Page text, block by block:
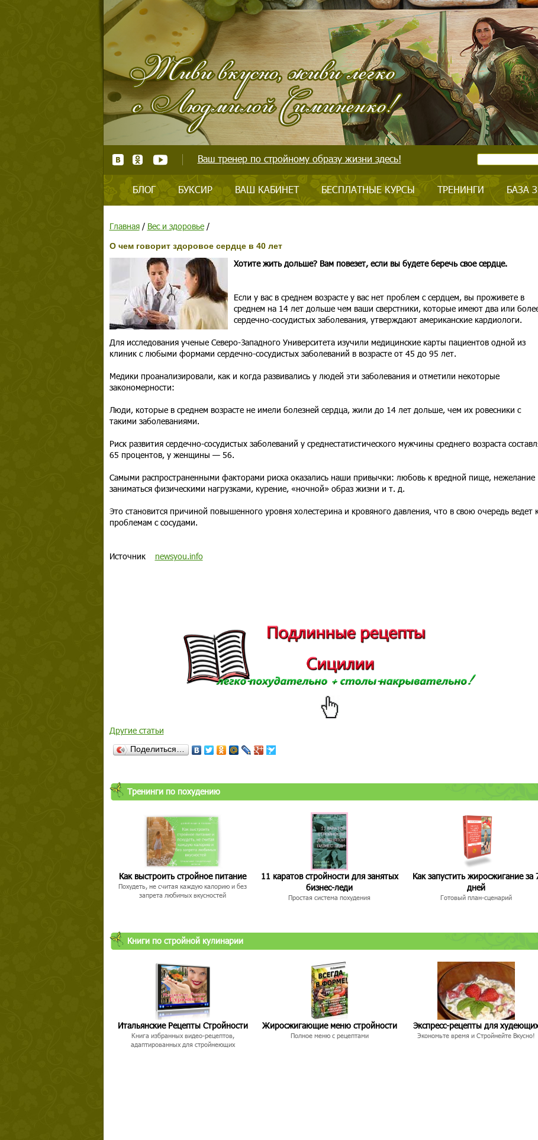
Ваш тренер по стройному образу жизни здесь!
БЛОГ БУКСИР ВАШ КАБИНЕТ БЕСПЛАТНЫЕ КУРСЫ ТРЕНИНГИ БАЗА
Главная/ Вес и здоровье/
О чем говорит здоровое сердце в 40 лет
Хотите жить дольше? Вам повезет, если вы будете беречь свое сердце.
Если у вас в среднем возрасте у вас нет проблем с сердцем, вы проживете в
среднем на 14 лет дольше чем ваши сверстники, которые имеют два или
сердечно-сосудистых заболевания, утверждают американские кардиологи.
Для исследования ученые Северо-Западного Университета изучили медицинские карты пациентов одной из
клиник с любыми формами сердечно-сосудистых заболеваний в возрасте от 45 до 95 лет.
Медики проанализировали, как и когда развивались у людей эти заболевания и отметили некоторые
закономерности:
Люди, которые в среднем возрасте не имели болезней сердца, жили до 14 лет дольше, чем их ровесники с
такими заболеваниями.
Риск развития сердечно-сосудистых заболеваний у среднестатистического мужчины среднего возраста
65 процентов, у женщины — 56.
Самыми распространенными факторами риска оказались наши привычки: любовь к вредной пище, нежелание
заниматься физическими нагрузками, курение, «ночной» образ жизни и т. д.
Это становится причиной повышенного уровня холестерина и кровяного давления, что в свою очередь ведет
проблемам с сосудами.
Источник newsyou.info
Другие статьи
Поделиться…
Тренинги по похудению
Как выстроить стройное питание
Похудеть, не считая каждую калорию и без
запрета любимых вкусностей
11 каратов стройности для занятых
бизнес-леди
Простая система похудения
Как запустить жиросжигание за
дней
Готовый план-сценарий
Книги по стройной кулинарии
Итальянские Рецепты Стройности
Книга избранных видео-рецептов,
адаптированных для стройнеющих
Жиросжигающие меню стройности
Полное меню с рецептами
Экспресс-рецепты для
Экономьте время и Стройнейте Вкусно!